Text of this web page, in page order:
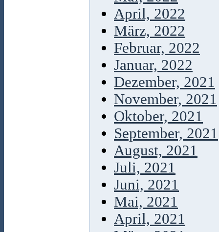
April, 2022
März, 2022
Februar, 2022
Januar, 2022
Dezember, 2021
November, 2021
Oktober, 2021
September, 2021
August, 2021
Juli, 2021
Juni, 2021
Mai, 2021
April, 2021